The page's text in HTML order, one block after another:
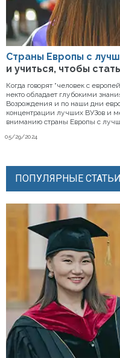
Страны Европы с
и учиться, чтобы
05/29/2024
Когда говорят “человек с
некто обладает глубокими
Возрождения и по наши дни
концентрации лучших ВУЗов и
вниманию страны Европы с
ПОПУЛЯРНЫЕ СТАТЬИ